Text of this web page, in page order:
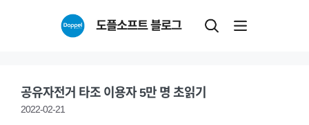
도플소프트 블로그
공유자전거 타조 이용자 5만 명 초읽기
2022-02-21